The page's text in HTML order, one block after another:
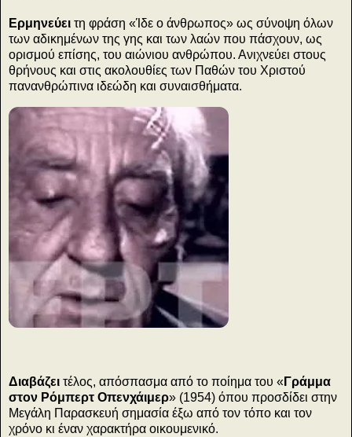
Ερμηνεύει τη φράση «Ίδε ο άνθρωπος» ως σύνοψη όλων
των αδικημένων της γης και των λαών που πάσχουν, ως
ορισμού επίσης, του αιώνιου ανθρώπου. Ανιχνεύει στους
θρήνους και στις ακολουθίες των Παθών του Χριστού
πανανθρώπινα ιδεώδη και συναισθήματα.
Διαβάζει τέλος, απόσπασμα από το ποίημα του «Γράμμα
στον Ρόμπερτ Οπενχάιμερ» (1954) όπου προσδίδει στην
Μεγάλη Παρασκευή σημασία έξω από τον τόπο και τον
χρόνο κι έναν χαρακτήρα οικουμενικό.